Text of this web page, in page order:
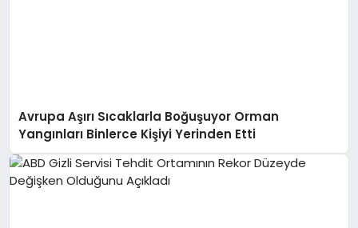
Avrupa Aşırı Sıcaklarla Boğuşuyor Orman
Yangınları Binlerce Kişiyi Yerinden Etti